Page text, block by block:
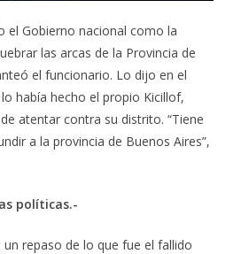
el Gobierno nacional como la
las arcas de la Provincia de
el funcionario. Lo dijo en el
había hecho el propio Kicillof,
atentar contra su distrito. “Tiene
a la provincia de Buenos Aires”,
políticas.-
repaso de lo que fue el fallido